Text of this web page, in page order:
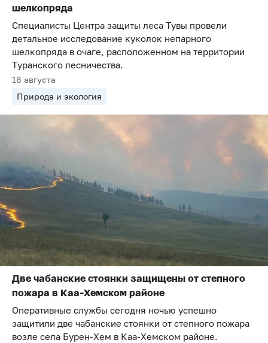
шелкопряда
Специалисты Центра защиты леса Тувы провели
детальное исследование куколок непарного
шелкопряда в очаге, расположенном на территории
Туранского лесничества.
18 августа
Природа и экология
Две чабанские стоянки защищены от степного
пожара в Каа-Хемском районе
Оперативные службы сегодня ночью успешно
защитили две чабанские стоянки от степного пожара
возле села Бурен-Хем в Каа-Хемском районе.